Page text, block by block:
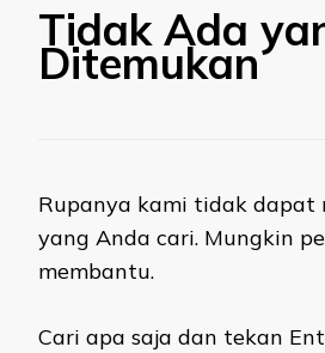
Tidak Ada
Ditemukan
Rupanya kami tidak dapat
yang Anda cari. Mungkin
membantu.
Mencari
Cari apa saja dan tekan